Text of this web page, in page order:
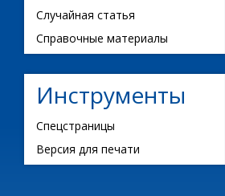
Случайная статья
Справочные материалы
Инструменты
Спецстраницы
Версия для печати